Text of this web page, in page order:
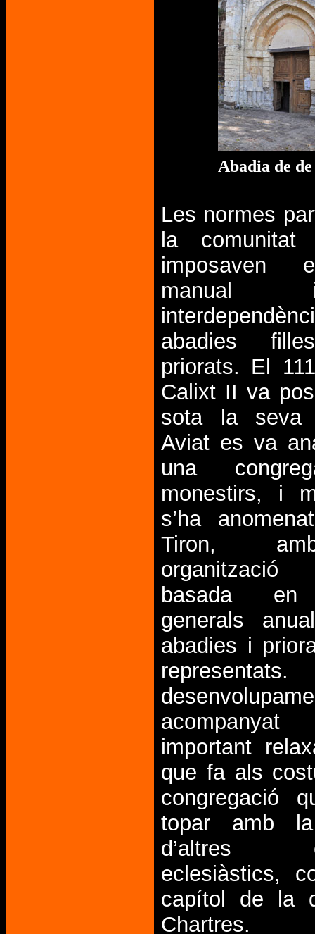
Abadia de
Les normes
la
imposaven
abadies
priorats. El
Calixt II va
sota la seva
Aviat es va
una
monestirs, i
s’ha
Tiron,
basada en
generals
abadies i
important
que fa als
congregació
topar amb
d’altres
eclesiàstics,
capítol de la
Chartres.